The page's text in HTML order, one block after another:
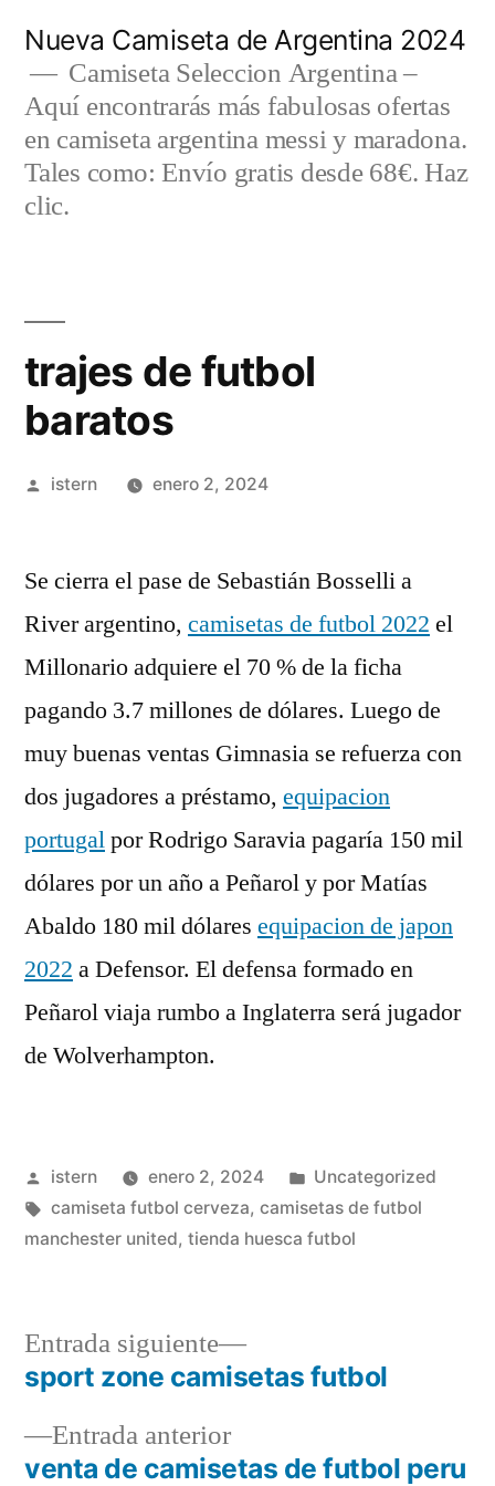
contenido
Nueva Camiseta de Argentina 2024
Camiseta Seleccion Argentina –
Aquí encontrarás más fabulosas ofertas
en camiseta argentina messi y maradona.
Tales como: Envío gratis desde 68€. Haz
clic.
trajes de futbol
baratos
Publicado
istern enero 2, 2024
Se cierra el pase de Sebastián Bosselli a
River argentino, camisetas de futbol 2022 el
Millonario adquiere el 70 % de la ficha
pagando 3.7 millones de dólares. Luego de
muy buenas ventas Gimnasia se refuerza con
dos jugadores a préstamo, equipacion
portugalpor Rodrigo Saravia pagaría 150 mil
dólares por un año a Peñarol y por Matías
Abaldo 180 mil dólares equipacion de japon
2022 a Defensor. El defensa formado en
Peñarol viaja rumbo a Inglaterra será jugador
de Wolverhampton.
Publicado
por
istern enero 2, 2024
Publicado
en
Uncategorized
Etiquetas:
camiseta futbol cerveza, camisetas de futbol
manchester united, tienda huesca futbol
Navegación
deEntrada anteriorEntrada
anterior:
venta de camisetas de futbol peru
Entrada siguiente
Entrada
siguiente:
sport zone camisetas futbol